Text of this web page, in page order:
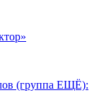
(группа ЕЩЁ):